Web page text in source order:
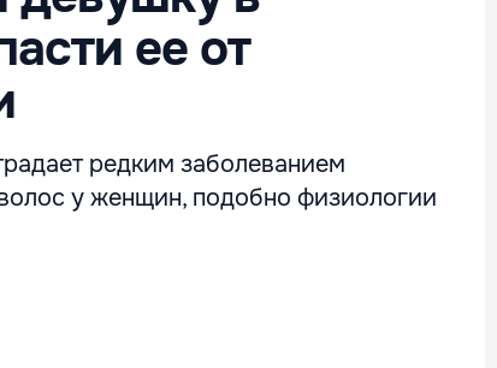
ее от
редким заболеванием
у женщин, подобно физиологии